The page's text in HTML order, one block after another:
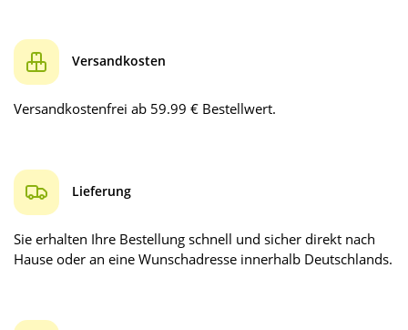
Versandkosten
Versandkostenfrei ab 59.99 € Bestellwert.
Lieferung
Sie erhalten Ihre Bestellung schnell und sicher direkt nach
Hause oder an eine Wunschadresse innerhalb Deutschlands.